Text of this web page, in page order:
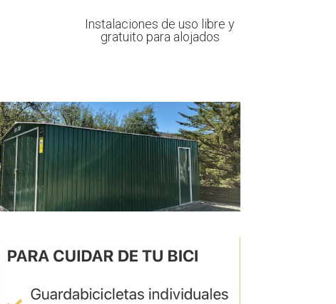
Instalaciones de uso libre y
gratuito para alojados